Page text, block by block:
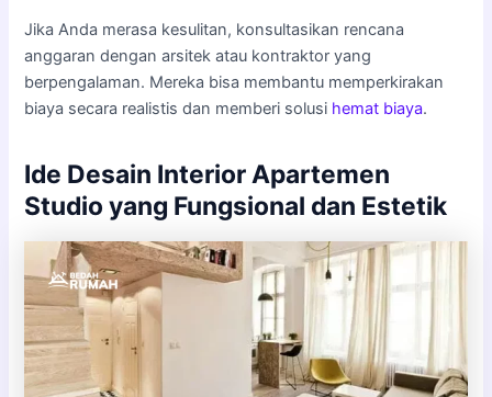
Jika Anda merasa kesulitan, konsultasikan rencana
anggaran dengan arsitek atau kontraktor yang
berpengalaman. Mereka bisa membantu memperkirakan
biaya secara realistis dan memberi solusi hemat biaya.
Ide Desain Interior Apartemen
Studio yang Fungsional dan Estetik